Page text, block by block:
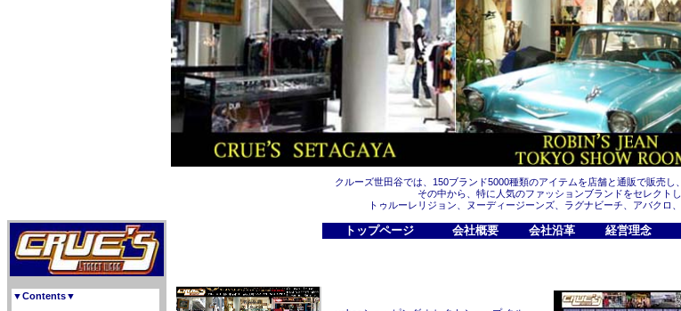
クルーズ世田谷では、150ブランド5000種類のアイテムを店舗と通販で販売し
その中から、特に人気のファッションブランドをセレクト
トゥルーレリジョン、ヌーディージーンズ、ラグナビーチ、アバクロ
▼Contents▼
トップページ 会社概要 会社沿革 経営理念